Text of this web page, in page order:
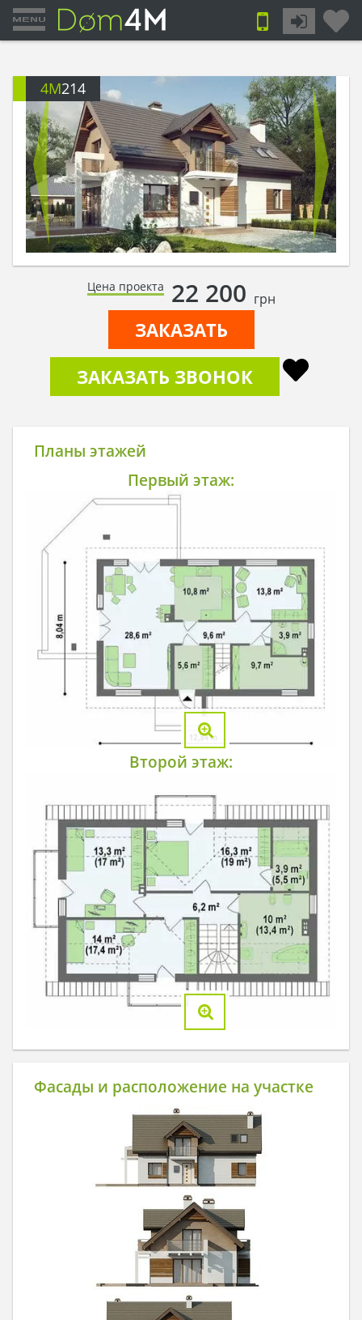
4M214
Цена проекта 22 200 грн
ЗАКАЗАТЬ
ЗАКАЗАТЬ ЗВОНОК
Планы этажей
Первый этаж:
Второй этаж:
Фасады и расположение на участке